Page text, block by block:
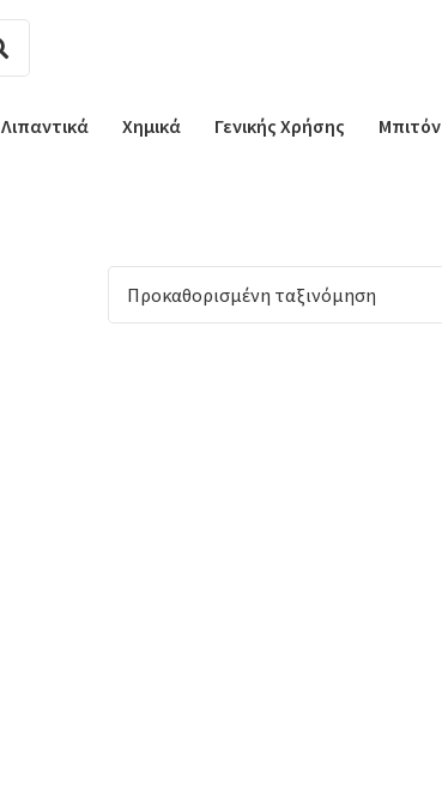
Λιπαντικά Χημικά Γενικής Χρήσης